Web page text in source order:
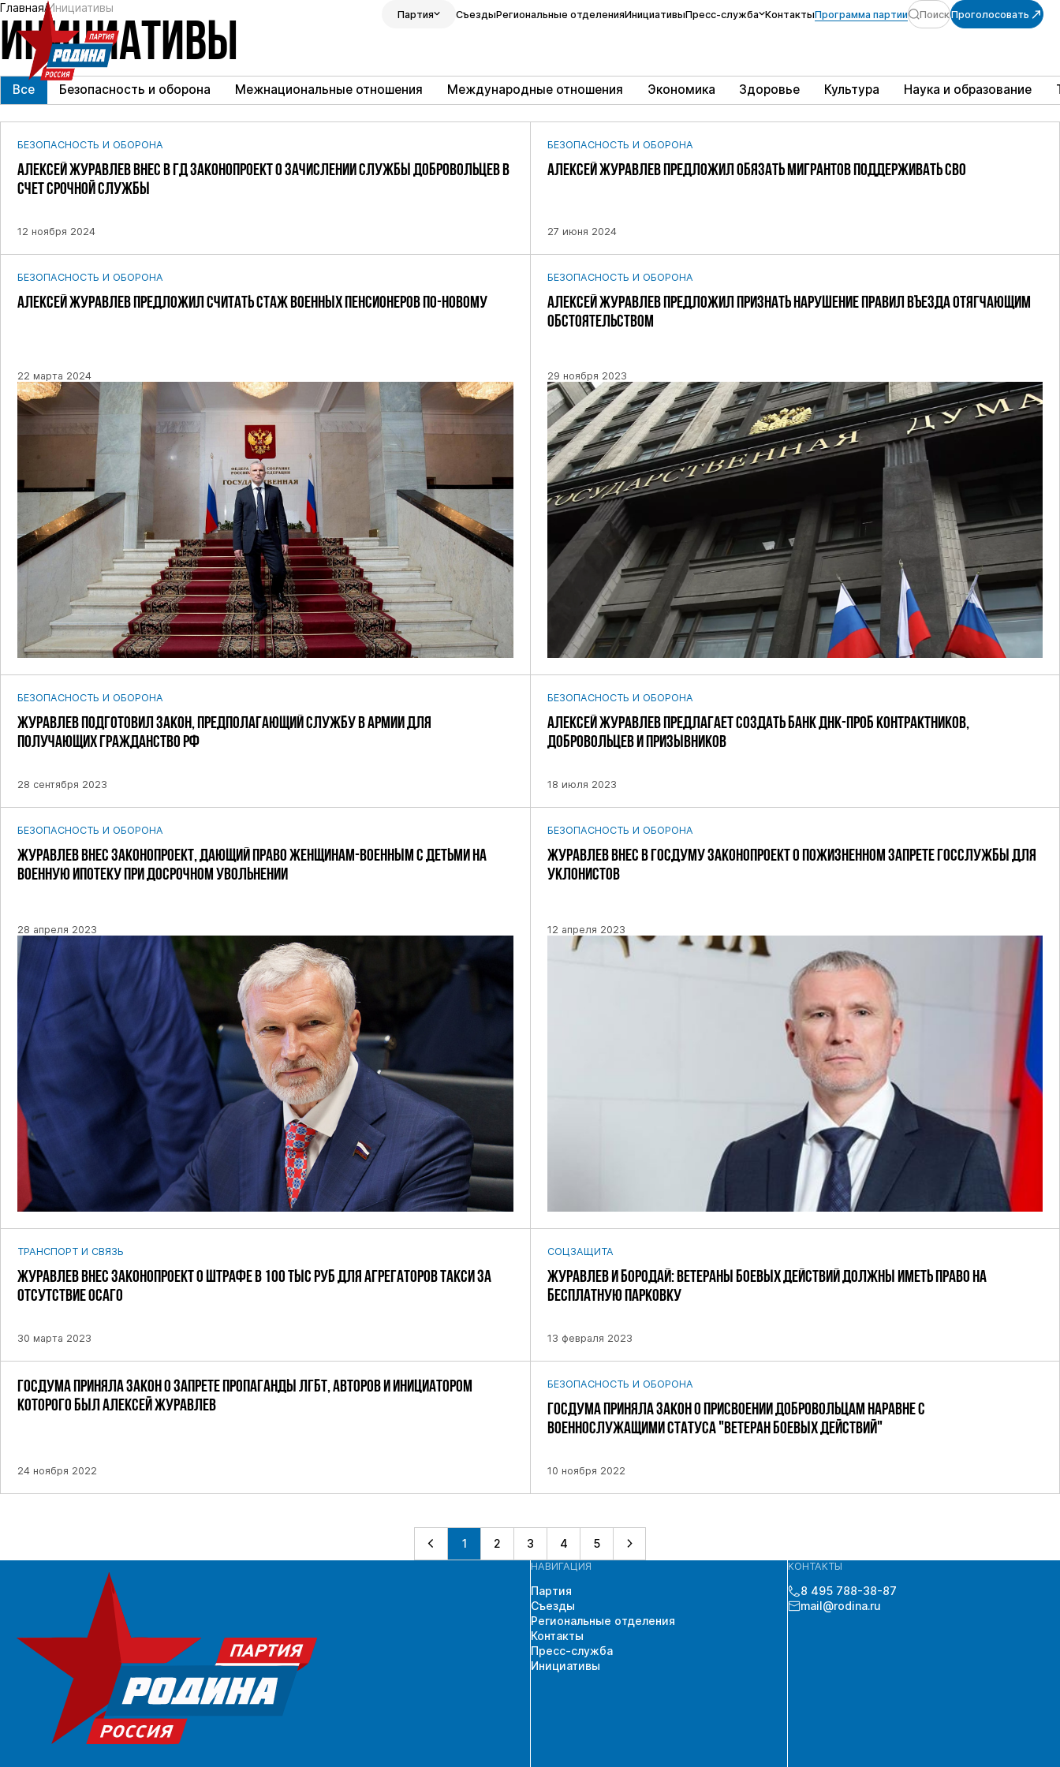
Партия СъездыРегиональные отделенияИнициативыПресс-служба КонтактыПрограмма партии ПоискПроголосовать
Главная Инициативы
ИНИЦИАТИВЫ
Все Безопасность и оборона Межнациональные отношения Международные отношения Экономика Здоровье Культура Наука и образование
БЕЗОПАСНОСТЬ И ОБОРОНА
АЛЕКСЕЙ ЖУРАВЛЕВ ВНЕС В ГД ЗАКОНОПРОЕКТ О ЗАЧИСЛЕНИИ СЛУЖБЫ ДОБРОВОЛЬЦЕВ В
СЧЕТ СРОЧНОЙ СЛУЖБЫ
12 ноября 2024
БЕЗОПАСНОСТЬ И ОБОРОНА
АЛЕКСЕЙ ЖУРАВЛЕВ ПРЕДЛОЖИЛ ОБЯЗАТЬ МИГРАНТОВ ПОДДЕРЖИВАТЬ СВО
27 июня 2024
БЕЗОПАСНОСТЬ И ОБОРОНА
АЛЕКСЕЙ ЖУРАВЛЕВ ПРЕДЛОЖИЛ СЧИТАТЬ СТАЖ ВОЕННЫХ ПЕНСИОНЕРОВ ПО-НОВОМУ
22 марта 2024
БЕЗОПАСНОСТЬ И ОБОРОНА
АЛЕКСЕЙ ЖУРАВЛЕВ ПРЕДЛОЖИЛ ПРИЗНАТЬ НАРУШЕНИЕ ПРАВИЛ ВЪЕЗДА ОТЯГЧАЮЩИМ
ОБСТОЯТЕЛЬСТВОМ
29 ноября 2023
БЕЗОПАСНОСТЬ И ОБОРОНА
ЖУРАВЛЕВ ПОДГОТОВИЛ ЗАКОН, ПРЕДПОЛАГАЮЩИЙ СЛУЖБУ В АРМИИ ДЛЯ
ПОЛУЧАЮЩИХ ГРАЖДАНСТВО РФ
28 сентября 2023
БЕЗОПАСНОСТЬ И ОБОРОНА
АЛЕКСЕЙ ЖУРАВЛЕВ ПРЕДЛАГАЕТ СОЗДАТЬ БАНК ДНК-ПРОБ КОНТРАКТНИКОВ,
ДОБРОВОЛЬЦЕВ И ПРИЗЫВНИКОВ
18 июля 2023
БЕЗОПАСНОСТЬ И ОБОРОНА
ЖУРАВЛЕВ ВНЕС ЗАКОНОПРОЕКТ, ДАЮЩИЙ ПРАВО ЖЕНЩИНАМ-ВОЕННЫМ С ДЕТЬМИ НА
ВОЕННУЮ ИПОТЕКУ ПРИ ДОСРОЧНОМ УВОЛЬНЕНИИ
28 апреля 2023
БЕЗОПАСНОСТЬ И ОБОРОНА
ЖУРАВЛЕВ ВНЕС В ГОСДУМУ ЗАКОНОПРОЕКТ О ПОЖИЗНЕННОМ ЗАПРЕТЕ ГОССЛУЖБЫ ДЛЯ
УКЛОНИСТОВ
12 апреля 2023
ТРАНСПОРТ И СВЯЗЬ
ЖУРАВЛЕВ ВНЕС ЗАКОНОПРОЕКТ О ШТРАФЕ В 100 ТЫС РУБ ДЛЯ АГРЕГАТОРОВ ТАКСИ ЗА
ОТСУТСТВИЕ ОСАГО
30 марта 2023
СОЦЗАЩИТА
ЖУРАВЛЕВ И БОРОДАЙ: ВЕТЕРАНЫ БОЕВЫХ ДЕЙСТВИЙ ДОЛЖНЫ ИМЕТЬ ПРАВО НА
БЕСПЛАТНУЮ ПАРКОВКУ
13 февраля 2023
ГОСДУМА ПРИНЯЛА ЗАКОН О ЗАПРЕТЕ ПРОПАГАНДЫ ЛГБТ, АВТОРОВ И ИНИЦИАТОРОМ
КОТОРОГО БЫЛ АЛЕКСЕЙ ЖУРАВЛЕВ
24 ноября 2022
БЕЗОПАСНОСТЬ И ОБОРОНА
ГОСДУМА ПРИНЯЛА ЗАКОН О ПРИСВОЕНИИ ДОБРОВОЛЬЦАМ НАРАВНЕ С
ВОЕННОСЛУЖАЩИМИ СТАТУСА "ВЕТЕРАН БОЕВЫХ ДЕЙСТВИЙ"
10 ноября 2022
1 2 3 4 5
НАВИГАЦИЯ
Партия
Съезды
Региональные отделения
Контакты
Пресс-служба
Инициативы
КОНТАКТЫ
8 495 788-38-87
mail@rodina.ru